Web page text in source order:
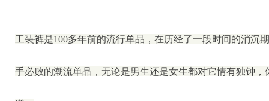
工装裤是100多年前的流行单品，在历经了一段时间的消沉
手必败的潮流单品，无论是男生还是女生都对它情有独钟